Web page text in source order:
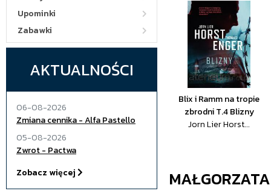
Upominki
Zabawki
AKTUALNOŚCI
06-08-2026
Zmiana cennika - Alfa Pastello
05-08-2026
Zwrot - Pactwa
Zobacz więcej
Blix i Ramm na tropie
zbrodni T.4 Blizny
Jorn Lier Horst...